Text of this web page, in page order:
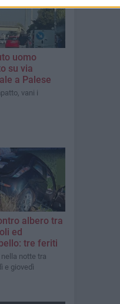
uomo
su via
a Palese
vani i
albero tra
ed
tre feriti
notte tra
e giovedì